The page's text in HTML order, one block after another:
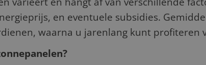
en eventuele subsidies.
waarna u jarenlang kunt profiteren